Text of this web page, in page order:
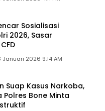
Sosialisasi
2026, Sasar
Januari 2026 9:14 AM
Suap Kasus Narkoba,
Bone Minta